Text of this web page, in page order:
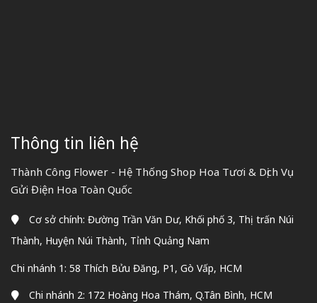
Thông tin liên hệ
Thành Công Flower - Hệ Thống Shop Hoa Tươi & Dịch Vụ
Gửi Điện Hoa Toàn Quốc
Cơ sở chính: Đường Trần Văn Dư, Khối phố 3, Thị trấn Núi
Thành, Huyện Núi Thành, Tỉnh Quảng Nam
Chi nhánh 1: 58 Thích Bửu Đăng, P1, Gò Vấp, HCM
Chi nhánh 2: 172 Hoàng Hoa Thám, Q.Tân Bình, HCM